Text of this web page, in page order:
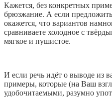
Кажется, без конкретных
брюзжание. А если
окажется, что вариантов
сравниваете холодное с
мягкое и пушистое.
И если речь идёт о выводе из
примеры, которые (на Ваш
удобочитаемыми, разумно